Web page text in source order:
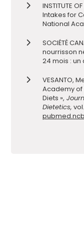
INSTITUTE
Intakes for
National
SOCIÉTÉ
nourrisson
24 mois : un
VESANTO,
Academy of
Diets »,
Dietetics,